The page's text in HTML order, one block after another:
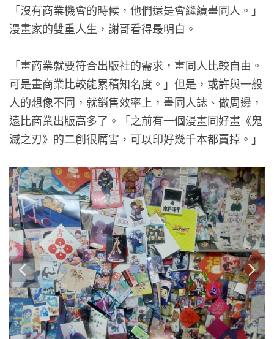
「沒有商業機會的時候，他們還是會繼續畫同人。」
漫畫家的雙重人生，謝哥看得最明白。
「畫商業就要符合出版社的需求，畫同人比較自由。
可是畫商業比較能累積知名度。」但是，或許與一般
人的想像不同，就銷售效率上，畫同人誌、做周邊，
遠比商業出版高多了。「之前有一個漫畫同好畫《鬼
滅之刃》的二創很厲害，可以印好幾千本都賣掉。」